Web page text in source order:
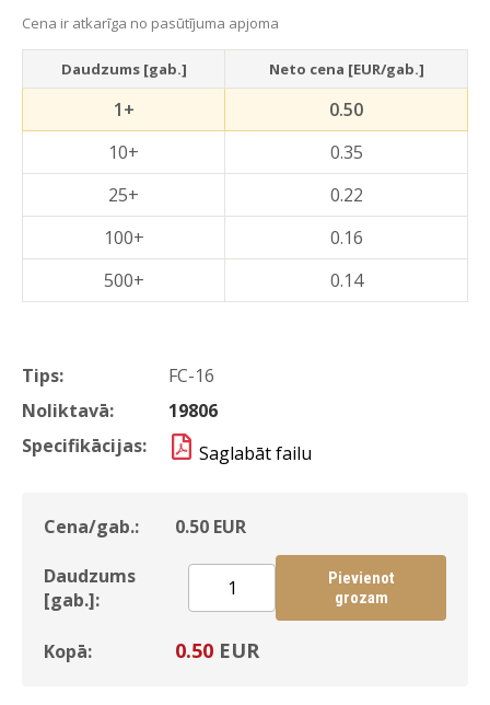
Tips:
FC-16
Noliktavā:
19806
Specifikācijas:
Saglabāt failu
Cena/gab.: 0.50 EUR
Daudzums
[gab.]:
Pievienot
grozam
Kopā: 0.50 EUR
Cena ir atkarīga no pasūtījuma apjoma
Daudzums [gab.] Neto cena [EUR/gab.]
1+
0.50
10+
0.35
25+
0.22
100+
0.16
500+
0.14